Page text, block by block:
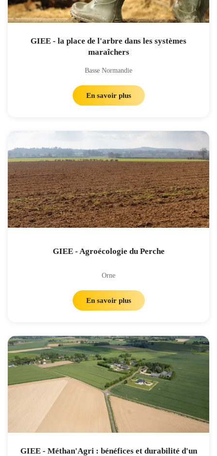
GIEE - la place de l'arbre dans les systèmes
maraîchers
Basse Normandie
En savoir plus
GIEE - Agroécologie du Perche
Orne
En savoir plus
GIEE - Méthan'Agri : bénéfices et durabilité d'un